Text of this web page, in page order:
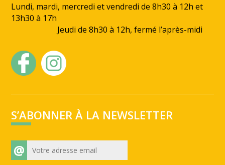
Lundi, mardi, mercredi et vendredi de 8h30 à 12h et
13h30 à 17h
Jeudi de 8h30 à 12h, fermé l’après-midi
S’ABONNER À LA NEWSLETTER
@